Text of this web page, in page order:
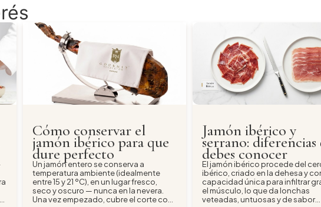
Cómo conservar el
jamón ibérico para que
dure perfecto
Un jamón entero se conserva a
temperatura ambiente (idealmente
entre 15 y 21 ºC), en un lugar fresco,
seco y oscuro — nunca en la nevera.
Una vez empezado, cubre el corte con
Jamón ibérico y
serrano: diferencias
debes conocer
El jamón ibérico procede del
ibérico, criado en la dehesa y
capacidad única para infiltrar
el músculo, lo que da lonchas
veteadas, untuosas y de sabor